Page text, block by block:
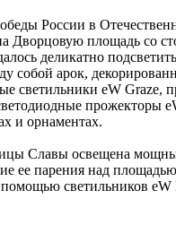
России в
Дворцовую площадь со
деликатно
собой арок,
светильники eW Graze,
прожекторы
и орнаментах.
Славы освещена
ее парения над
светильников eW